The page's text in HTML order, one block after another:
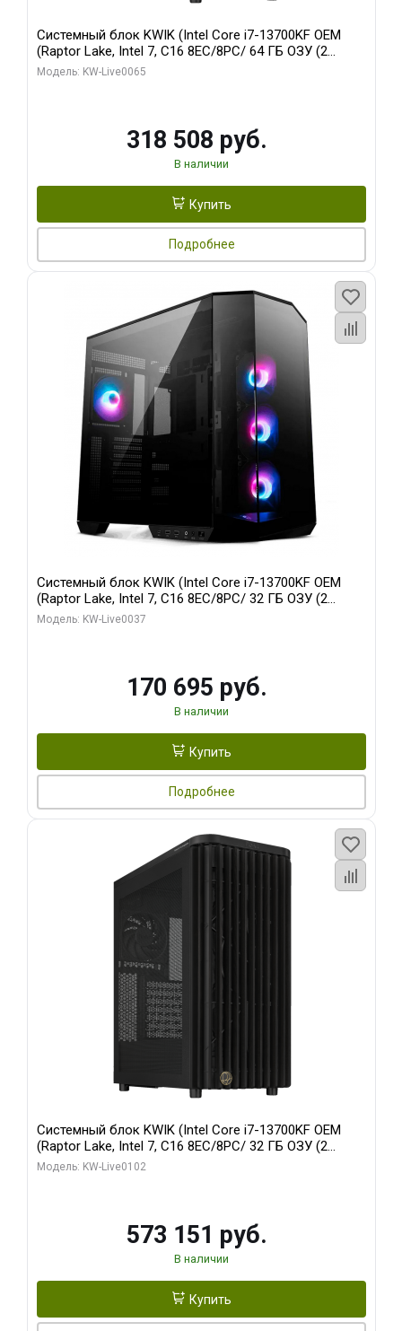
Системный блок KWIK (Intel Core i7-13700KF OEM
(Raptor Lake, Intel 7, C16 8EC/8PC/ 64 ГБ ОЗУ (2
модуля)/ ASUS RTX5080 PROART OC 16GB GDDR7
Модель: KW-Live0065
318 508 руб.
В наличии
Купить
Подробнее
Системный блок KWIK (Intel Core i7-13700KF OEM
(Raptor Lake, Intel 7, C16 8EC/8PC/ 32 ГБ ОЗУ (2
модуля)/ Gigabyte RTX5070 AERO OC 12GB GDDR7
Модель: KW-Live0037
170 695 руб.
В наличии
Купить
Подробнее
Системный блок KWIK (Intel Core i7-13700KF OEM
(Raptor Lake, Intel 7, C16 8EC/8PC/ 32 ГБ ОЗУ (2
модуля)/ Afox RTX4090 24GB GDDR6X 384-Bit 3xDP
Модель: KW-Live0102
573 151 руб.
В наличии
Купить